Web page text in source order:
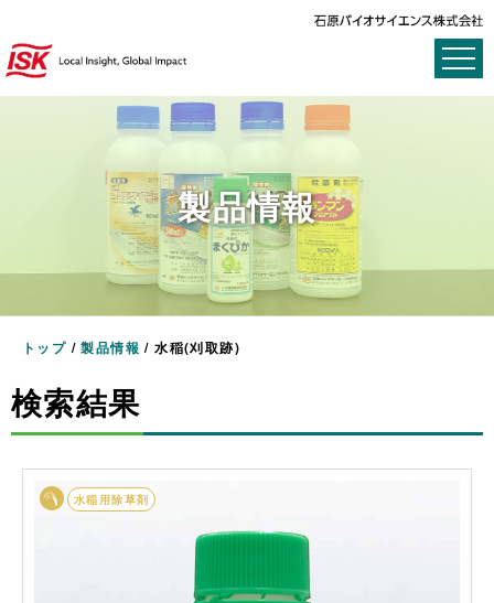
製品情報
トップ /製品情報 /水稲(刈取跡)
検索結果
水稲用除草剤